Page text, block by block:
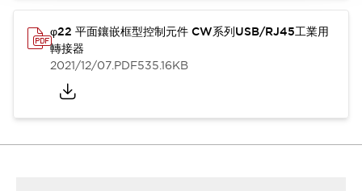
φ22 平面鑲嵌框型控制元件 CW系列USB/RJ45工業用
轉接器
2021/12/07.PDF535.16KB